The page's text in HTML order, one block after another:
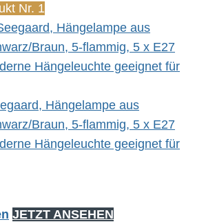
Nr. 1
Hängelampe aus
Braun, 5-flammig, 5 x E27
Hängeleuchte geeignet für
JETZT ANSEHEN